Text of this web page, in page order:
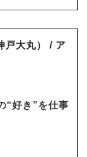
大丸） / ア
“好き”を仕事